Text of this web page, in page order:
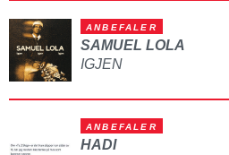
ANBEFALER
SAMUEL LOLA
IGJEN
ANBEFALER
HADI